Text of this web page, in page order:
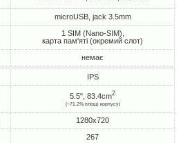
microUSB, jack 3.5mm
1 SIM (Nano-SIM),
карта пам'яті (окремий слот)
немає
IPS
5.5", 83.4cm2
(~71.2% площі корпусу)
1280x720
267